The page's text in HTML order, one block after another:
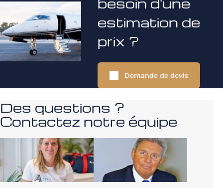
estimation de
prix ?
Demande de devis
Des questions ?
Contactez notre équipe